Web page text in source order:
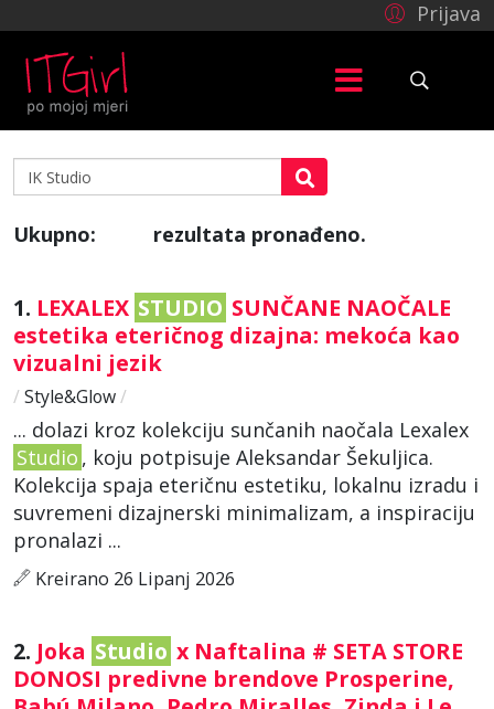
Prijava
Ukupno: rezultata pronađeno.
1. LEXALEX STUDIO SUNČANE NAOČALE
estetika eteričnog dizajna: mekoća kao
vizualni jezik
/ Style&Glow/
... dolazi kroz kolekciju sunčanih naočala Lexalex
Studio , koju potpisuje Aleksandar Šekuljica.
Kolekcija spaja eteričnu estetiku, lokalnu izradu i
suvremeni dizajnerski minimalizam, a inspiraciju
pronalazi ...
Kreirano 26 Lipanj 2026
2. Joka Studio x Naftalina # SETA STORE
DONOSI predivne brendove Prosperine,